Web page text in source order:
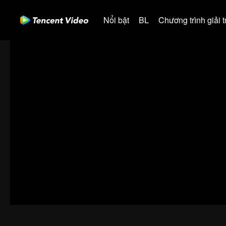
Nổi bật BL Chương trình giải